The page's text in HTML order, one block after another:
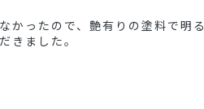
かったので、艶有りの塗料で明る
きました。